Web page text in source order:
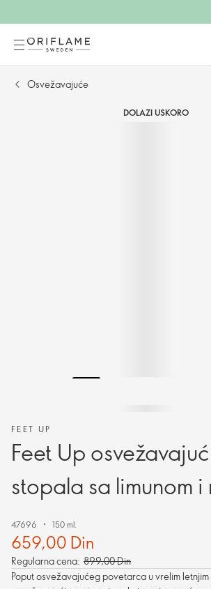
Osvežavajuće
DOLAZI USKORO
FEET UP
Feet Up
stopala sa limunom i
47696 150 ml.
659,00 Din
Regularna cena: 899,00 Din
Poput osvežavajućeg povetarca u vrelim